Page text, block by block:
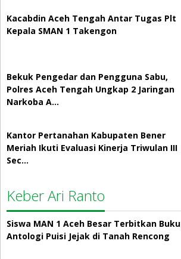
Kacabdin Aceh Tengah Antar Tugas Plt
Kepala SMAN 1 Takengon
Bekuk Pengedar dan Pengguna Sabu,
Polres Aceh Tengah Ungkap 2 Jaringan
Narkoba A…
Kantor Pertanahan Kabupaten Bener
Meriah Ikuti Evaluasi Kinerja Triwulan III
Sec…
Keber Ari Ranto
Siswa MAN 1 Aceh Besar Terbitkan Buku
Antologi Puisi Jejak di Tanah Rencong